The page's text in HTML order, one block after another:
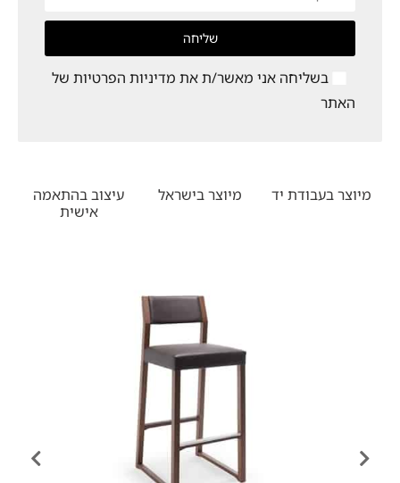
בשליחה אני מאשר/ת את מדיניות הפרטיות של
האתר
שליחה
מיוצר בעבודת יד מיוצר בישראל
עיצוב בהתאמה
אישית